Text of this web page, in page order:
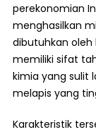
perekonomian
menghasilkan
dibutuhkan oleh
memiliki sifat
kimia yang sulit
melapis yang
Karakteristik